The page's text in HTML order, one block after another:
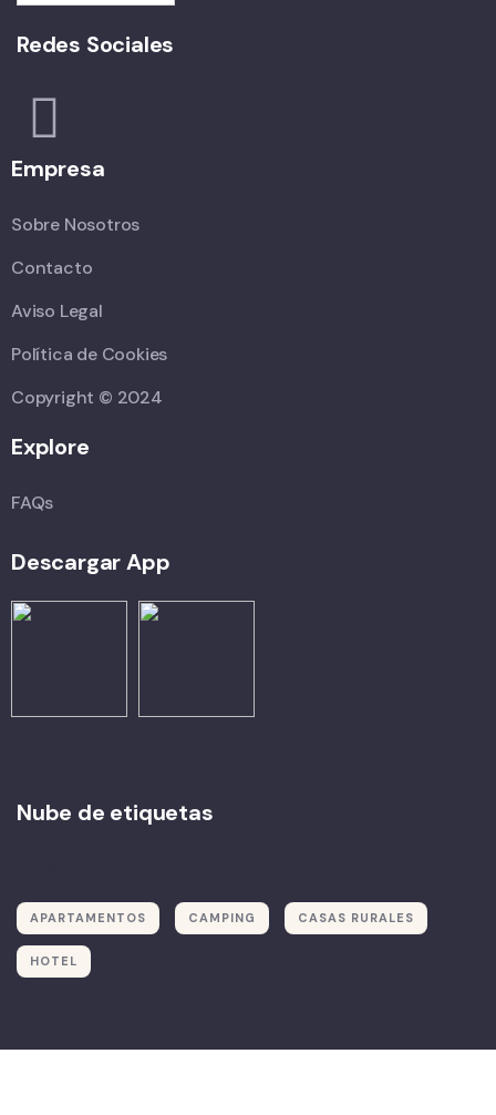
Redes Sociales
Empresa
Sobre Nosotros
Contacto
Aviso Legal
Política de Cookies
Copyright © 2024
Explore
FAQs
Descargar App
Nube de etiquetas
APARTAMENTOS CAMPING CASAS RURALES
HOTEL